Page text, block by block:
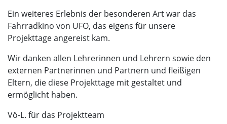
Ein weiteres Erlebnis der besonderen Art war das
Fahrradkino von UFO, das eigens für unsere
Projekttage angereist kam.
Wir danken allen Lehrerinnen und Lehrern sowie den
externen Partnerinnen und Partnern und fleißigen
Eltern, die diese Projekttage mit gestaltet und
ermöglicht haben.
Vö-L. für das Projektteam